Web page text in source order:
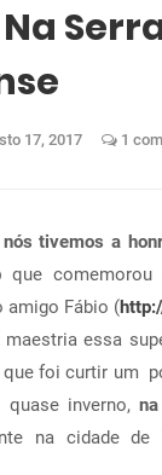
17, 2017 1
tivemos a
que comemorou
amigo Fábio (
essa
que foi curtir um
inverno,
na cidade de